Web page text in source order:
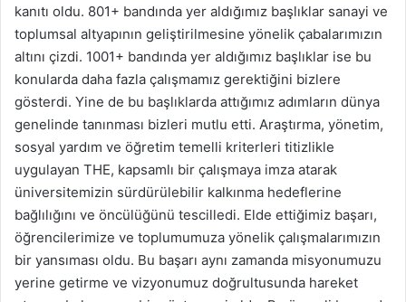
kanıtı oldu. 801+ bandında yer aldığımız başlıklar sanayi ve
toplumsal altyapının geliştirilmesine yönelik çabalarımızın
altını çizdi. 1001+ bandında yer aldığımız başlıklar ise bu
konularda daha fazla çalışmamız gerektiğini bizlere
gösterdi. Yine de bu başlıklarda attığımız adımların dünya
genelinde tanınması bizleri mutlu etti. Araştırma, yönetim,
sosyal yardım ve öğretim temelli kriterleri titizlikle
uygulayan THE, kapsamlı bir çalışmaya imza atarak
üniversitemizin sürdürülebilir kalkınma hedeflerine
bağlılığını ve öncülüğünü tescilledi. Elde ettiğimiz başarı,
öğrencilerimize ve toplumumuza yönelik çalışmalarımızın
bir yansıması oldu. Bu başarı aynı zamanda misyonumuzu
yerine getirme ve vizyonumuz doğrultusunda hareket